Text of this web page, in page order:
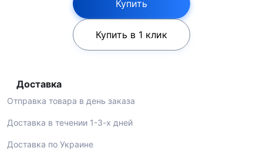
Купить
Купить в 1 клик
Доставка
Отправка товара в день заказа
Доставка в течении 1-3-х дней
Доставка по Украине